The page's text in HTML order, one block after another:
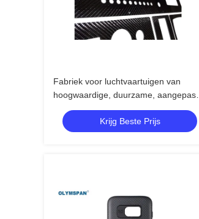
Fabriek voor luchtvaartuigen van
hoogwaardige, duurzame, aangepaste
koolstofvezels
Krijg Beste Prijs